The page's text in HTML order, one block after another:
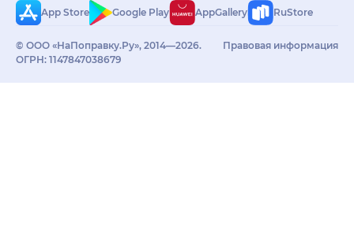
App Store
Google Play AppGallery RuStore
© ООО «НаПоправку.Ру», 2014—2026.
ОГРН: 1147847038679
Правовая информация